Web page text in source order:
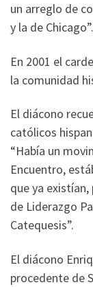
un arreglo de
y la de Chicago”.
En 2001 el
la comunidad
El diácono
católicos
“Había un
Encuentro,
que ya
de Liderazgo
Catequesis”.
El diácono
procedente de